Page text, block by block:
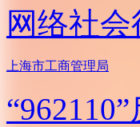
网络社会
上海市工商管理局
“962110”